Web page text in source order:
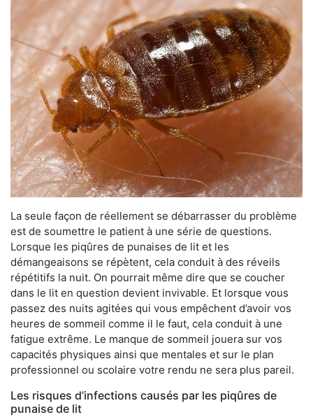
La seule façon de réellement se débarrasser du problème
est de soumettre le patient à une série de questions.
Lorsque les piqûres de punaises de lit et les
démangeaisons se répètent, cela conduit à des réveils
répétitifs la nuit. On pourrait même dire que se coucher
dans le lit en question devient invivable. Et lorsque vous
passez des nuits agitées qui vous empêchent d’avoir vos
heures de sommeil comme il le faut, cela conduit à une
fatigue extrême. Le manque de sommeil jouera sur vos
capacités physiques ainsi que mentales et sur le plan
professionnel ou scolaire votre rendu ne sera plus pareil.
Les risques d’infections causés par les piqûres de
punaise de lit